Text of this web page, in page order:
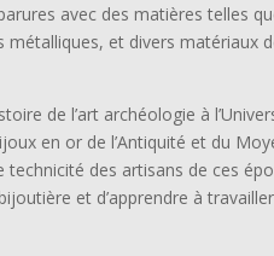
avec des matières telles
métalliques, et divers matériaux
de l’art archéologie à
en or de l’Antiquité et du
des artisans de ces
et d’apprendre à